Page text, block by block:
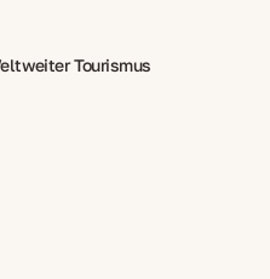
Tourismus